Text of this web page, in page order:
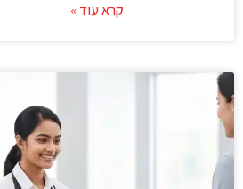
קרא עוד »